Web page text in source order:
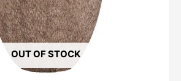
OUT OF STOCK